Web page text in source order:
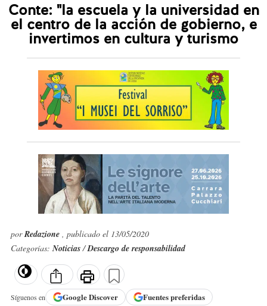
Conte: "la escuela y la universidad en
el centro de la acción de gobierno, e
invertimos en cultura y turismo
porRedazione , publicado el 13/05/2020
Categorías:Noticias/Descargo de responsabilidad
Síguenos en GoogleDiscover Fuentes preferidas